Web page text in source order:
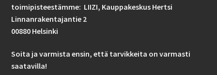
toimipisteestämme: LIIZI, Kauppakeskus Hertsi
Linnanrakentajantie 2
00880 Helsinki
Soita ja varmista ensin, että tarvikkeita on varmasti
saatavilla!